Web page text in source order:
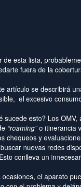
de esta lista,
fuera de la
artículo se describirá
el excesivo
sucede esto? Los
“roaming”o itinerancia
chequeos y
nuevas redes
conlleva un
ocasiones, el aparato